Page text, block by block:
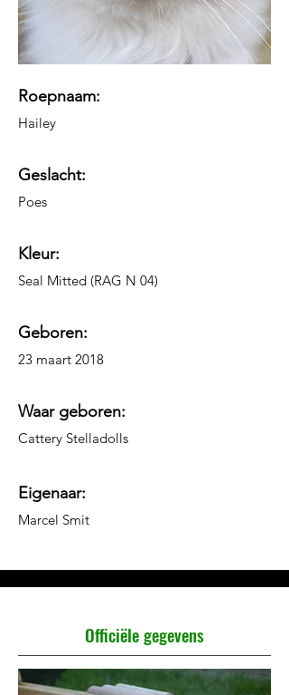
Roepnaam:​
Hailey
Geslacht:
Poes
Kleur:
Seal Mitted (RAG N 04)
Geboren:
23 maart 2018
Waar geboren:
Cattery Stelladolls
Eigenaar:
Marcel Smit​
Officiële gegevens